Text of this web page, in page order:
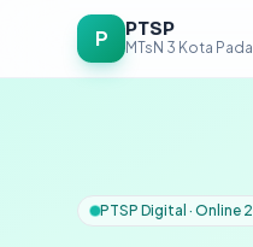
Lompat ke konten
P
PTSP
MTsN 3 Kota
PTSP Digital · Online